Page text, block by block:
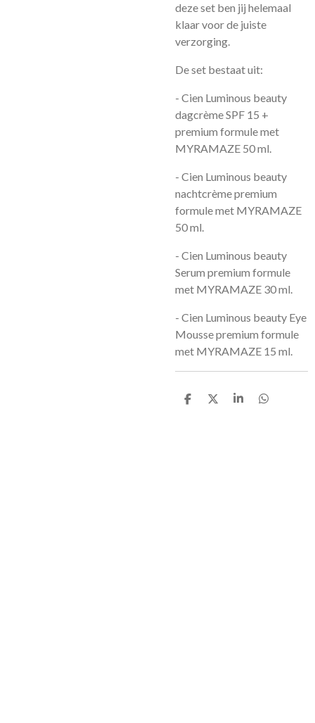
deze set ben jij helemaal
klaar voor de juiste
verzorging.
De set bestaat uit:
- Cien Luminous beauty
dagcrème SPF 15 +
premium formule met
MYRAMAZE 50 ml.
- Cien Luminous beauty
nachtcrème premium
formule met MYRAMAZE
50 ml.
- Cien Luminous beauty
Serum premium formule
met MYRAMAZE 30 ml.
- Cien Luminous beauty Eye
Mousse premium formule
met MYRAMAZE 15 ml.
D
D
S
D